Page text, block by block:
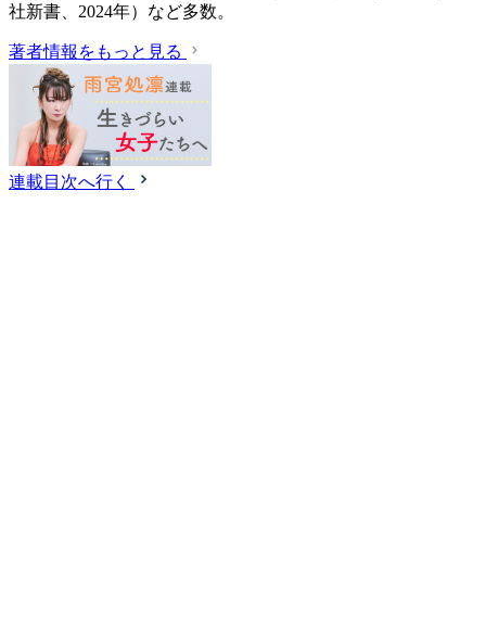
社新書、2024年）など多数。
著者情報をもっと見る
連載目次へ行く